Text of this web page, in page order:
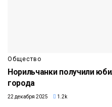
Общество
Норильчанки получили
города
22 декабря 2025 1.2k